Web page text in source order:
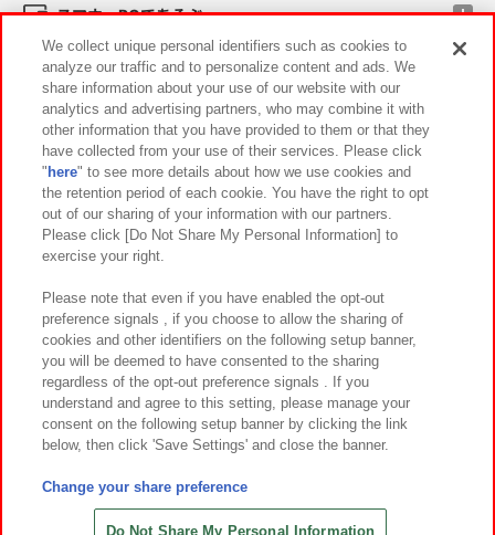
スマホ・PCであそぶ
イベント・キャンペーン
関連会社 サステナビリティ サイトポリシー
プライバシーポリシー ウェブアクセシビリティ方針と検証結果
お取引先さまとともに
カスタマーハラスメント対応方針 よくあるご質問・お問い合わせ
©Bandai Namco Amusement Inc.
©Bandai Namco Amusement Lab Inc.
©HANAYASHIKI Co., Ltd. All Rights Reserved.
We collect unique personal identifiers such as cookies to
analyze our traffic and to personalize content and ads. We
share information about your use of our website with our
analytics and advertising partners, who may combine it with
other information that you have provided to them or that they
have collected from your use of their services. Please click
" here" to see more details about how we use cookies and
the retention period of each cookie. You have the right to opt
out of our sharing of your information with our partners.
Please click [Do Not Share My Personal Information] to
exercise your right.
Please note that even if you have enabled the opt-out
preference signals , if you choose to allow the sharing of
cookies and other identifiers on the following setup banner,
you will be deemed to have consented to the sharing
regardless of the opt-out preference signals . If you
understand and agree to this setting, please manage your
consent on the following setup banner by clicking the link
below, then click 'Save Settings' and close the banner.
Change your share preference
Do Not Share My Personal Information